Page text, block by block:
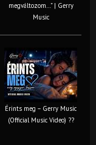
megváltozom…” | Gerry
Music
Érints meg – Gerry Music
(Official Music Video) ??